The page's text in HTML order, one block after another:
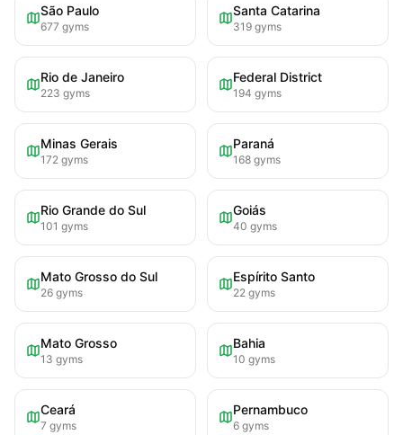
São Paulo
677 gyms
Santa Catarina
319 gyms
Rio de Janeiro
223 gyms
Federal District
194 gyms
Minas Gerais
172 gyms
Paraná
168 gyms
Rio Grande do Sul
101 gyms
Goiás
40 gyms
Mato Grosso do Sul
26 gyms
Espírito Santo
22 gyms
Mato Grosso
13 gyms
Bahia
10 gyms
Ceará
7 gyms
Pernambuco
6 gyms